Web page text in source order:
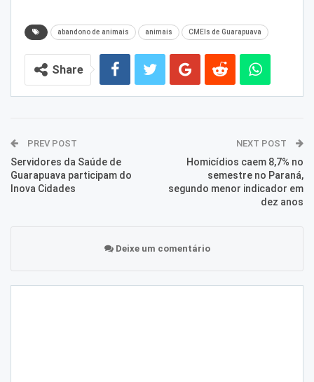
abandono de animais animais CMEIs de Guarapuava
Share
PREV POST
Servidores da Saúde de
Guarapuava participam do
Inova Cidades
NEXT POST
Homicídios caem 8,7% no
semestre no Paraná,
segundo menor indicador em
dez anos
Deixe um comentário